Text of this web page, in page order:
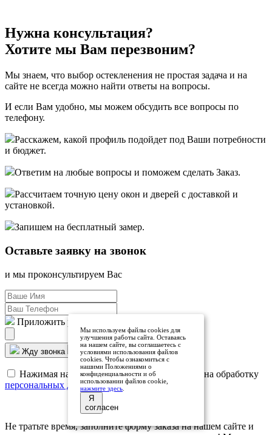
Нужна консультация?
Хотите мы Вам перезвоним?
Мы знаем, что выбор остекленения не простая задача и на
сайте не всегда можно найти ответы на вопросы.
И если Вам удобно, мы можем обсудить все вопросы по
телефону.
Расскажем, какой профиль подойдет под Ваши потребности
и бюджет.
Ответим на любые вопросы и поможем сделать Заказ.
Рассчитаем точную цену окон и дверей с доставкой и
установкой.
Запишем на бесплатный замер.
Оставьте заявку на звонок
и мы проконсультируем Вас
Приложить расчёт (если есть)
Жду звонка
Нажимая на кнопку Вы даете свое согласие на обработку
персональных данных
Не тратьте время, заполните форму заказа на нашем сайте и
Мы используем файлы cookies для
улучшения работы сайта. Оставаясь
на нашем сайте, вы соглашаетесь с
условиями использования файлов
cookies. Чтобы ознакомиться с
нашими Положениями о
конфиденциальности и об
использовании файлов cookie,
нажмите здесь
Я
согласен